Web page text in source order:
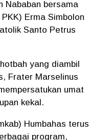
Nababan bersama
Erma Simbolon
Santo Petrus
yang diambil
Frater Marselinus
umat
kekal.
Humbahas terus
program,